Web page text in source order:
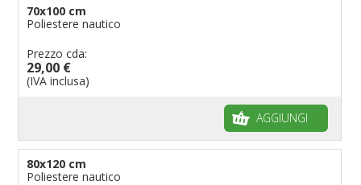
70x100 cm
Poliestere nautico
Prezzo cda:
29,00 €
(IVA inclusa)
AGGIUNGI
80x120 cm
Poliestere nautico